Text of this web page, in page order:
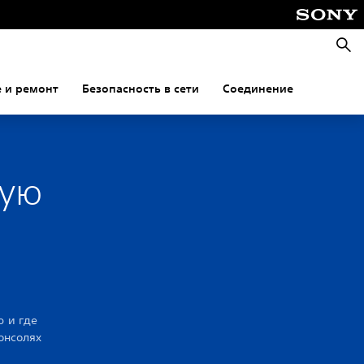
Поиск
и ремонт Безопасность в сети Соединение
и где